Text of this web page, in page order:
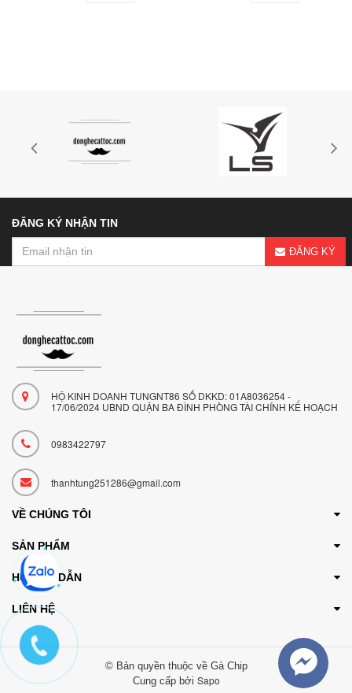
ĐĂNG KÝ NHẬN TIN
ĐĂNG KÝ
HỘ KINH DOANH TUNGNT86 SỐ DKKD: 01A8036254 -
17/06/2024 UBND QUẬN BA ĐÌNH PHÒNG TÀI CHÍNH KẾ HOẠCH
0983422797
thanhtung251286@gmail.com
VỀ CHÚNG TÔI
SẢN PHẨM
HƯỚNG DẪN
LIÊN HỆ
© Bản quyền thuộc về Gà Chip
Cung cấp bởi Sapo